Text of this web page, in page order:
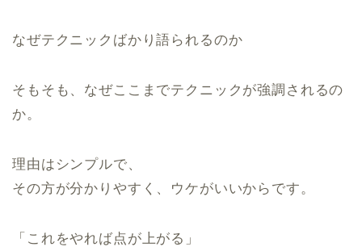
なぜテクニックばかり語られるのか
そもそも、なぜここまでテクニックが強調されるの
か。
理由はシンプルで、
その方が分かりやすく、ウケがいいからです。
「これをやれば点が上がる」